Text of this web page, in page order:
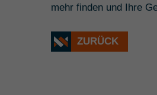
mehr finden und Ihre
ZURÜCK